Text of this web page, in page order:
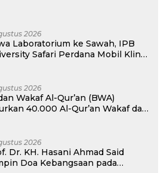
2026
Laboratorium ke Sawah, IPB
Safari Perdana Mobil Klinik
2026
Wakaf Al-Qur’an (BWA)
40.000 Al-Qur’an Wakaf dan
2026
Dr. KH. Hasani Ahmad Said
Doa Kebangsaan pada